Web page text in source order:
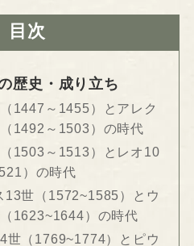
目次
歴史・成り立ち
1447～1455）とアレク
1492～1503）の時代
1503～1513）とレオ10
）の時代
13世（1572~1585）とウ
1623~1644）の時代
世（1769~1774）とピウ